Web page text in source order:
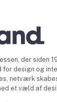
der siden
design og
netværk
et væld af